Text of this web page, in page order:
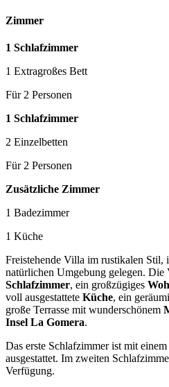
Zimmer
1 Schlafzimmer
1 Extragroßes Bett
Für 2 Personen
1 Schlafzimmer
2 Einzelbetten
Für 2 Personen
Zusätzliche Zimmer
1 Badezimmer
1 Küche
Freistehende Villa im rustikalen Stil,
natürlichen Umgebung gelegen.
Schlafzimmer, ein großzügiges
voll ausgestattete Küche, ein
große Terrasse mit wunderschönem
Insel La Gomera.
Das erste Schlafzimmer ist mit einem
ausgestattet. Im zweiten
Verfügung.